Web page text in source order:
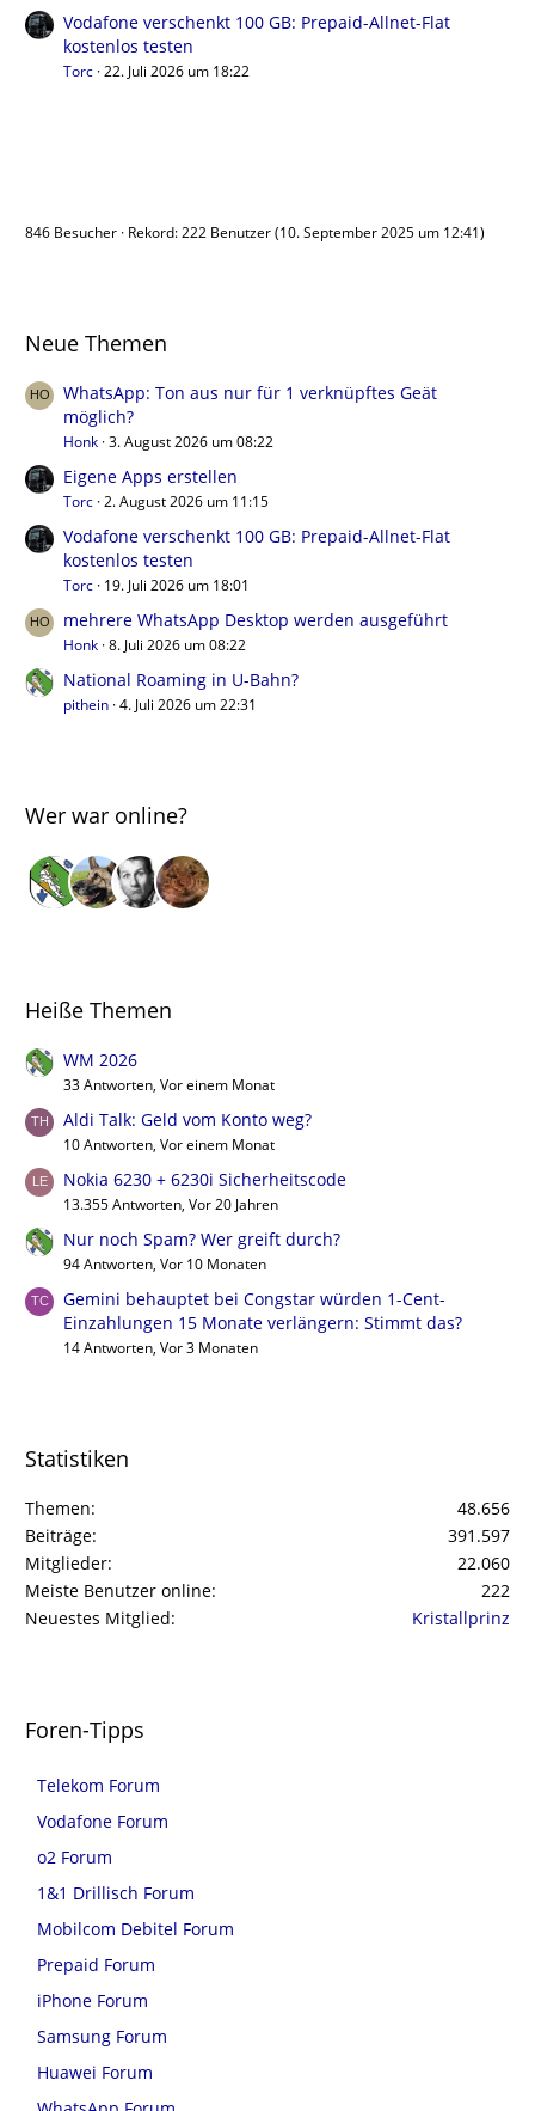
Vodafone verschenkt 100 GB: Prepaid-Allnet-Flat
kostenlos testen
Torc 22. Juli 2026 um 18:22
846 Besucher Rekord: 222 Benutzer (10. September 2025 um 12:41)
Neue Themen
WhatsApp: Ton aus nur für 1 verknüpftes Geät
möglich?
Honk 3. August 2026 um 08:22
Eigene Apps erstellen
Torc 2. August 2026 um 11:15
Vodafone verschenkt 100 GB: Prepaid-Allnet-Flat
kostenlos testen
Torc 19. Juli 2026 um 18:01
mehrere WhatsApp Desktop werden ausgeführt
Honk 8. Juli 2026 um 08:22
National Roaming in U-Bahn?
pithein 4. Juli 2026 um 22:31
Wer war online?
Heiße Themen
WM 2026
33 Antworten, Vor einem Monat
Aldi Talk: Geld vom Konto weg?
10 Antworten, Vor einem Monat
Nokia 6230 + 6230i Sicherheitscode
13.355 Antworten, Vor 20 Jahren
Nur noch Spam? Wer greift durch?
94 Antworten, Vor 10 Monaten
Gemini behauptet bei Congstar würden 1-Cent-
Einzahlungen 15 Monate verlängern: Stimmt das?
14 Antworten, Vor 3 Monaten
Statistiken
Themen
48.656
Beiträge
391.597
Mitglieder
22.060
Meiste Benutzer online
222
Neuestes Mitglied
Kristallprinz
Foren-Tipps
Telekom Forum
Vodafone Forum
o2 Forum
1&1 Drillisch Forum
Mobilcom Debitel Forum
Prepaid Forum
iPhone Forum
Samsung Forum
Huawei Forum